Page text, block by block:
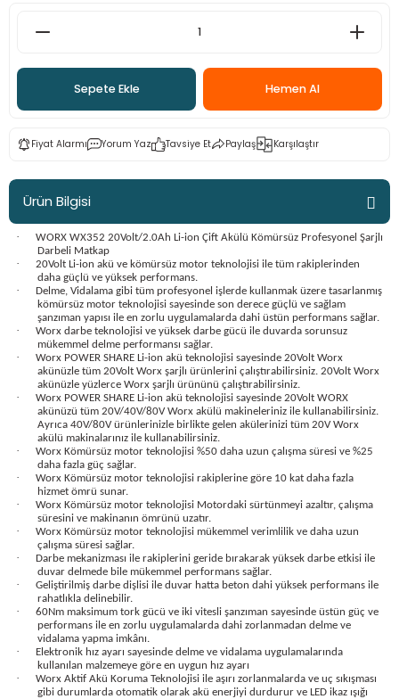
Sökme Makinesi
ve Çantaları
Anahtarlar
Sepete Ekle Hemen Al
Fiyat Alarmı Yorum Yaz Tavsiye Et Paylaş Karşılaştır
Ürün Bilgisi
·
WORX WX352 20Volt/2.0Ah Li-ion Çift Akülü Kömürsüz Profesyonel Şarjlı
Darbeli Matkap
·
20Volt Li-ion akü ve kömürsüz motor teknolojisi ile tüm rakiplerinden
daha güçlü ve yüksek performans.
·
Delme, Vidalama gibi tüm profesyonel işlerde kullanmak üzere tasarlanmış
kömürsüz motor teknolojisi sayesinde son derece güçlü ve sağlam
şanzıman yapısı ile en zorlu uygulamalarda dahi üstün performans sağlar.
·
Worx darbe teknolojisi ve yüksek darbe gücü ile duvarda sorunsuz
mükemmel delme performansı sağlar.
·
Worx POWER SHARE Li-ion akü teknolojisi sayesinde 20Volt Worx
akünüzle tüm 20Volt Worx şarjlı ürünlerini çalıştırabilirsiniz. 20Volt Worx
akünüzle yüzlerce Worx şarjlı ürününü çalıştırabilirsiniz.
·
Worx POWER SHARE Li-ion akü teknolojisi sayesinde 20Volt WORX
akünüzü tüm 20V/40V/80V Worx akülü makineleriniz ile kullanabilirsiniz.
Ayrıca 40V/80V ürünlerinizle birlikte gelen akülerinizi tüm 20V Worx
akülü makinalarınız ile kullanabilirsiniz.
·
Worx Kömürsüz motor teknolojisi %50 daha uzun çalışma süresi ve %25
daha fazla güç sağlar.
·
Worx Kömürsüz motor teknolojisi rakiplerine göre 10 kat daha fazla
hizmet ömrü sunar.
·
Worx Kömürsüz motor teknolojisi Motordaki sürtünmeyi azaltır, çalışma
süresini ve makinanın ömrünü uzatır.
·
Worx Kömürsüz motor teknolojisi mükemmel verimlilik ve daha uzun
çalışma süresi sağlar.
·
Darbe mekanizması ile rakiplerini geride bırakarak yüksek darbe etkisi ile
duvar delmede bile mükemmel performans sağlar.
·
Geliştirilmiş darbe dişlisi ile duvar hatta beton dahi yüksek performans ile
rahatlıkla delinebilir.
·
60Nm maksimum tork gücü ve iki vitesli şanzıman sayesinde üstün güç ve
performans ile en zorlu uygulamalarda dahi zorlanmadan delme ve
vidalama yapma imkânı.
·
Elektronik hız ayarı sayesinde delme ve vidalama uygulamalarında
kullanılan malzemeye göre en uygun hız ayarı
·
Worx Aktif Akü Koruma Teknolojisi ile aşırı zorlanmalarda ve uç sıkışması
gibi durumlarda otomatik olarak akü enerjiyi durdurur ve LED ikaz ışığı